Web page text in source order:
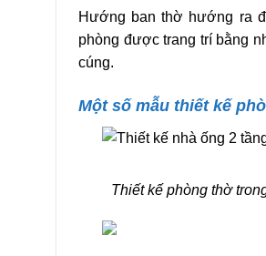
Hướng ban thờ hướng ra
phòng được trang trí bằng
cúng.
Một số mẫu thiết kế
Thiết kế phòng thờ